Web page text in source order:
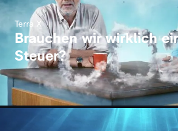
Terra X
Brauchen wir wirklich
Steuer?